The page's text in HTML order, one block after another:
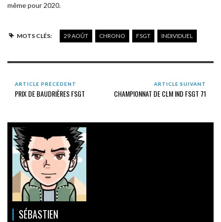
même pour 2020.
MOTS CLÉS: 29 AOÛT CHRONO FSGT INDIVIDUEL
ARTICLE PRÉCÉDENT
PRIX DE BAUDRIÈRES FSGT
ARTICLE SUIVANT
CHAMPIONNAT DE CLM IND FSGT 71
SÉBASTIEN